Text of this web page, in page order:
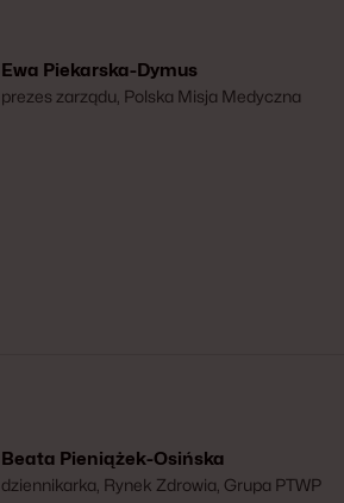
Ewa Piekarska-Dymus
prezes zarządu, Polska Misja Medyczna
Beata Pieniążek-Osińska
dziennikarka, Rynek Zdrowia, Grupa PTWP